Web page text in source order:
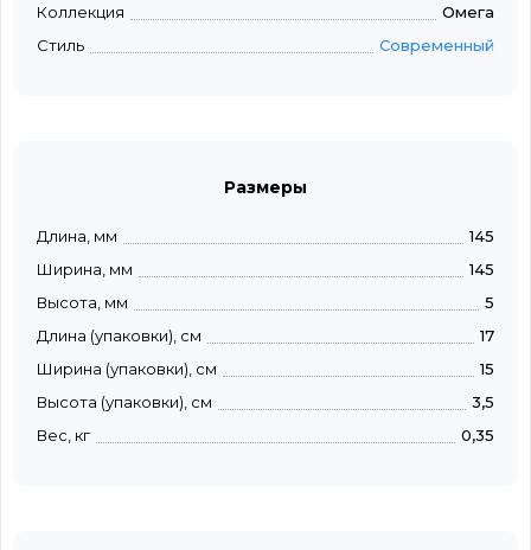
Коллекция
Омега
Стиль
Современный
Размеры
Длина, мм
145
Ширина, мм
145
Высота, мм
5
Длина (упаковки), см
17
Ширина (упаковки), см
15
Высота (упаковки), см
3,5
Вес, кг
0,35